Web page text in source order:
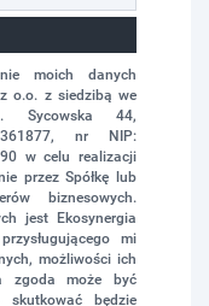
moich danych
o.o. z siedzibą we
Sycowska 44,
nr NIP:
w celu realizacji
przez Spółkę lub
biznesowych.
jest Ekosynergia
mi
możliwości ich
zgoda może być
będzie